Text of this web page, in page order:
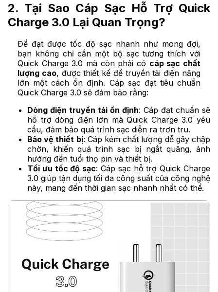
2. Tại Sao Cáp Sạc Hỗ Trợ Quick
Charge 3.0 Lại Quan Trọng?
Để đạt được tốc độ sạc nhanh như mong đợi,
bạn không chỉ cần một bộ sạc tương thích với
Quick Charge 3.0 mà còn phải có cáp sạc chất
lượng cao, được thiết kế để truyền tải điện năng
lớn một cách ổn định. Cáp sạc đạt tiêu chuẩn
Quick Charge 3.0 sẽ đảm bảo rằng:
Dòng điện truyền tải ổn định: Cáp đạt chuẩn sẽ
hỗ trợ dòng điện lớn mà Quick Charge 3.0 yêu
cầu, đảm bảo quá trình sạc diễn ra trơn tru.
Bảo vệ thiết bị: Cáp kém chất lượng dễ gây chập
chờn, khiến quá trình sạc bị ngắt quãng, ảnh
hưởng đến tuổi thọ pin và thiết bị.
Tối ưu tốc độ sạc: Cáp sạc hỗ trợ Quick Charge
3.0 giúp tận dụng tối đa công suất của công nghệ
này, mang đến thời gian sạc nhanh nhất có thể.